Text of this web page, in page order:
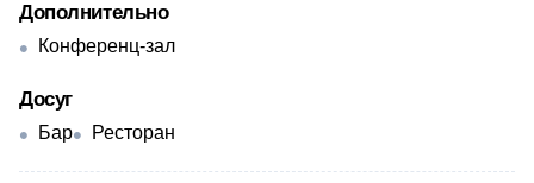
Дополнительно
Конференц-зал
Досуг
Бар Ресторан